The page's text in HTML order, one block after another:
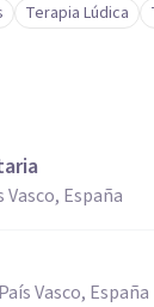
Terapia Lúdica
España
Vasco, España